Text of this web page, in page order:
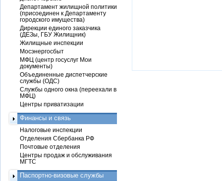
Департамент жилищной политики
(присоединен к Департаменту
городского имущества)
Дирекции единого заказчика
(ДЕЗы, ГБУ Жилищник)
Жилищные инспекции
Мосэнергосбыт
МФЦ (центр госуслуг Мои
документы)
Объединенные диспетчерские
службы (ОДС)
Службы одного окна (переехали в
МФЦ)
Центры приватизации
Финансы и связь
Налоговые инспекции
Отделения Сбербанка РФ
Почтовые отделения
Центры продаж и обслуживания
МГТС
Паспортно-визовые службы